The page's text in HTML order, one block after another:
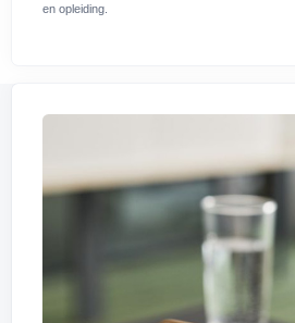
en opleiding.